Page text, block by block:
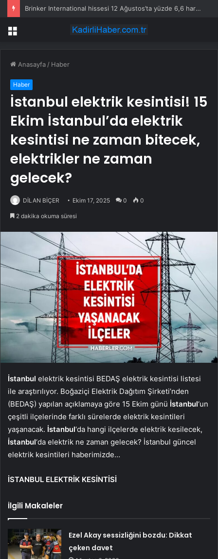
Brinker International hissesi 12 Ağustos’ta yüzde 6,6 hareket edebilir
Menü
Anasayfa / Haber
Haber
İstanbul elektrik kesintisi! 15
Ekim İstanbul’da elektrik
kesintisi ne zaman bitecek,
elektrikler ne zaman
gelecek?
DİLAN BİÇER Ekim 17, 2025 0 0
2 dakika okuma süresi
İstanbul elektrik kesintisi BEDAŞ elektrik kesintisi listesi
ile araştırılıyor. Boğaziçi Elektrik Dağıtım Şirketi’nden
(BEDAŞ) yapılan açıklamaya göre 15 Ekim günü İstanbul‘un
çeşitli ilçelerinde farklı sürelerde elektrik kesintileri
yaşanacak. İstanbul‘da hangi ilçelerde elektrik kesilecek,
İstanbul‘da elektrik ne zaman gelecek? İstanbul güncel
elektrik kesintileri haberimizde…
İSTANBUL ELEKTRİK KESİNTİSİ
İlgili Makaleler
Ezel Akay sessizliğini bozdu: Dikkat
çeken davet